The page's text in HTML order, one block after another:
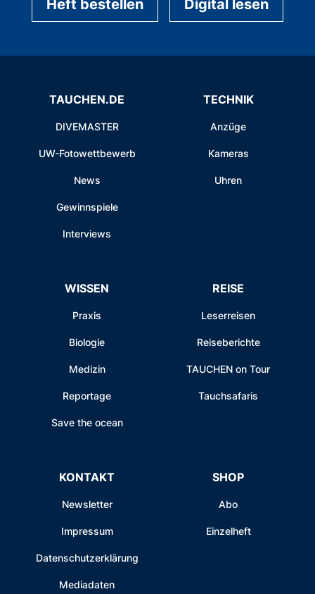
Heft bestellen Digital lesen
TAUCHEN.DE
DIVEMASTER
UW-Fotowettbewerb
News
Gewinnspiele
Interviews
TECHNIK
Anzüge
Kameras
Uhren
WISSEN
Praxis
Biologie
Medizin
Reportage
Save the ocean
REISE
Leserreisen
Reiseberichte
TAUCHEN on Tour
Tauchsafaris
KONTAKT
Newsletter
Impressum
Datenschutzerklärung
Mediadaten
SHOP
Abo
Einzelheft